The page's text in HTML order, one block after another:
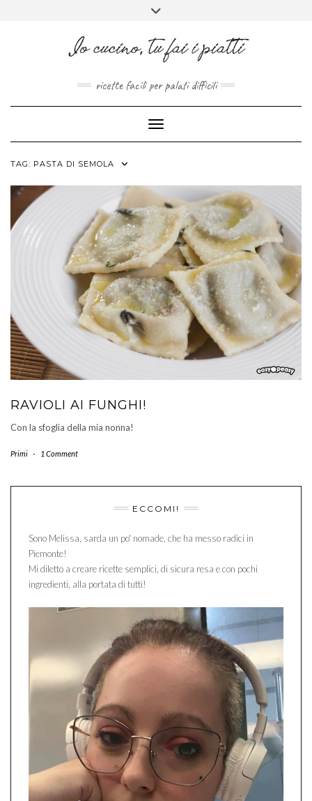
FACEBOOK
PINTEREST
INSTAGRAM
ricette facili per palati difficili
Toggle Navigation
TAG: PASTA DI SEMOLA
RAVIOLI AI FUNGHI!
Con la sfoglia della mia nonna!
Primi - 1 Comment
ECCOMI!
Sono Melissa, sarda un po' nomade, che ha messo radici in
Piemonte!
Mi diletto a creare ricette semplici, di sicura resa e con pochi
ingredienti, alla portata di tutti!